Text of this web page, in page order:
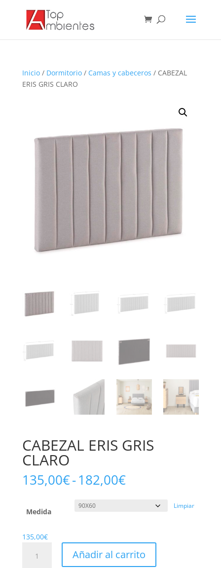
Inicio/ Dormitorio/ Camas y cabeceros / CABEZAL
ERIS GRIS CLARO
CABEZAL ERIS GRIS
CLARO
135,00€-182,00€Rango
de
precios:
desde
182,00€
Medida
Limpiar
135,00€
Añadir al carrito